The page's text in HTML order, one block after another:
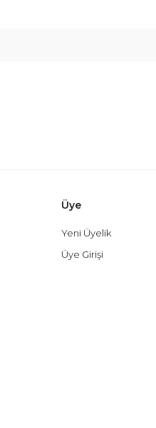
Üye
Yeni Üyelik
Üye Girişi